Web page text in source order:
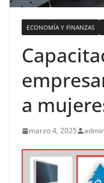
ECONOMÍA Y FINANZAS
a
marzo 4, 2025